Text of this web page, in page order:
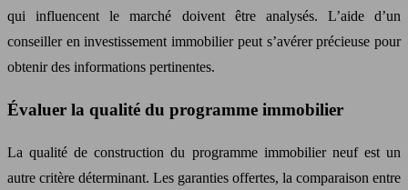
qui influencent le marché doivent être analysés. L’aide d’un
conseiller en investissement immobilier peut s’avérer précieuse pour
obtenir des informations pertinentes.
Évaluer la qualité du programme immobilier
La qualité de construction du programme immobilier neuf est un
autre critère déterminant. Les garanties offertes, la comparaison entre